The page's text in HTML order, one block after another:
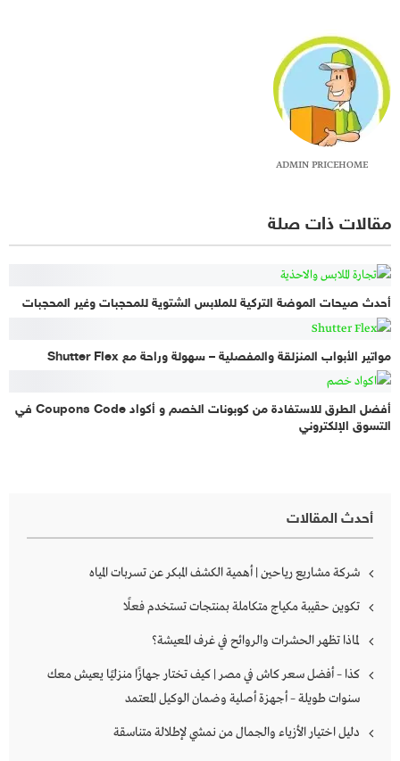
ADMIN PRICEHOME
مقالات ذات صلة
أحدث صيحات الموضة التركية للملابس الشتوية للمحجبات وغير المحجبات
مواتير الأبواب المنزلقة والمفصلية – سهولة وراحة مع Shutter Flex
أفضل الطرق للاستفادة من كوبونات الخصم و أكواد Coupons Code في
التسوق الإلكتروني
أحدث المقالات
شركة مشاريع رياحين | أهمية الكشف المبكر عن تسربات المياه
تكوين حقيبة مكياج متكاملة بمنتجات تستخدم فعلًا
لماذا تظهر الحشرات والروائح في غرف المعيشة؟
كذا – أفضل سعر كاش في مصر | كيف تختار جهازًا منزليًا يعيش معك
سنوات طويلة – أجهزة أصلية وضمان الوكيل المعتمد
دليل اختيار الأزياء والجمال من نمشي لإطلالة متناسقة